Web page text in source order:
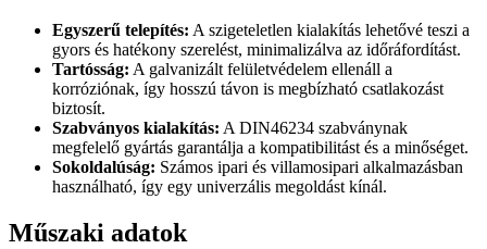
Egyszerű telepítés: A szigeteletlen kialakítás lehetővé teszi a
gyors és hatékony szerelést, minimalizálva az időráfordítást.
Tartósság: A galvanizált felületvédelem ellenáll a
korróziónak, így hosszú távon is megbízható csatlakozást
biztosít.
Szabványos kialakítás: A DIN46234 szabványnak
megfelelő gyártás garantálja a kompatibilitást és a minőséget.
Sokoldalúság: Számos ipari és villamosipari alkalmazásban
használható, így egy univerzális megoldást kínál.
Műszaki adatok